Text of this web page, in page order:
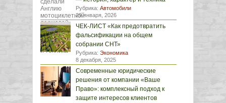
Рубрика: Автомобили
29 января, 2026
ЧЕК-ЛИСТ «Как предотвратить
фальсификации на общем
собрании СНТ»
Рубрика: Экономика
8 декабря, 2025
Современные юридические
решения от компании «Ваше
Право»: комплексный подход к
защите интересов клиентов